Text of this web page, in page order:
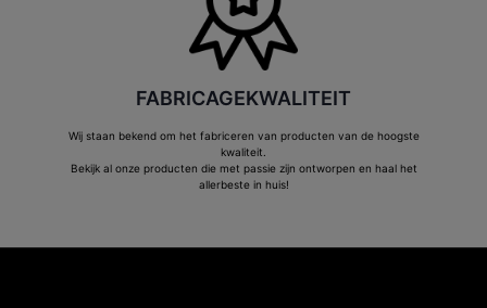
FABRICAGEKWALITEIT
Wij staan bekend om het fabriceren van producten van de hoogste
kwaliteit.
Bekijk al onze producten die met passie zijn ontworpen en haal het
allerbeste in huis!